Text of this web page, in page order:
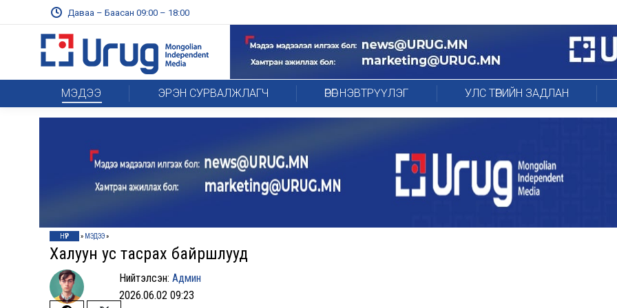
Даваа – Баасан 09:00 – 18:00
МЭДЭЭ ЭРЭН СУРВАЛЖЛАГЧ ӨРӨГ НЭВТРҮҮЛЭГ УЛС ТӨРИЙН ЗАДЛАН
НҮҮР » МЭДЭЭ»
Халуун ус тасрах байршлууд
Нийтэлсэн:Админ
2026.06.02 09:23